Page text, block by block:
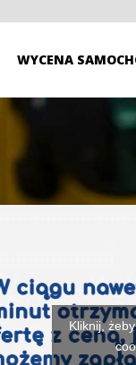
WYCENA
Kliknij,